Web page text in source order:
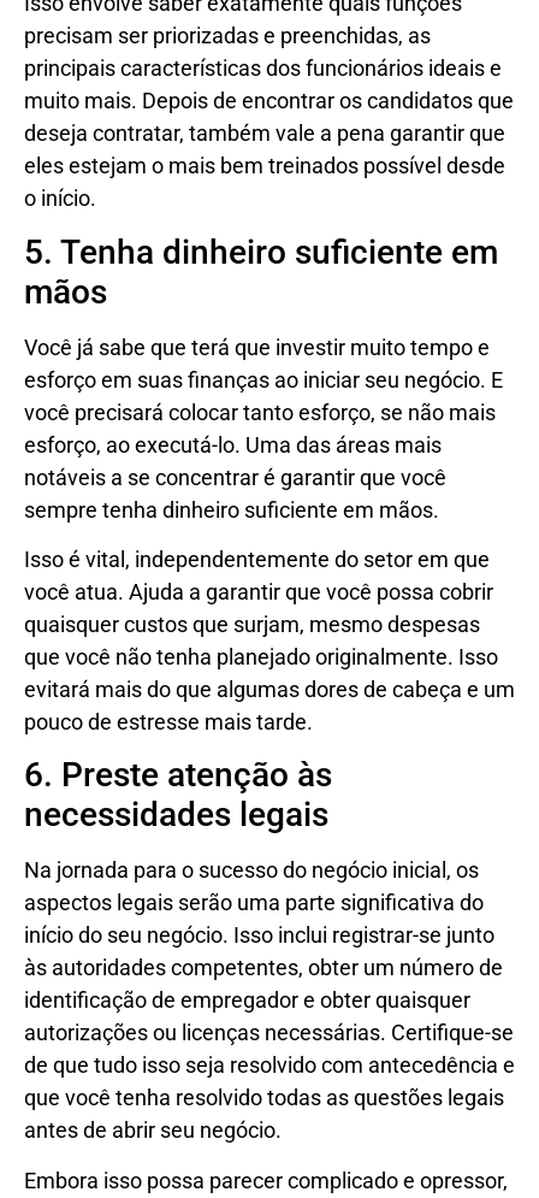
precisam ser priorizadas e preenchidas, as
principais características dos funcionários ideais e
muito mais. Depois de encontrar os candidatos que
deseja contratar, também vale a pena garantir que
eles estejam o mais bem treinados possível desde
o início.
5. Tenha dinheiro suficiente em
mãos
Você já sabe que terá que investir muito tempo e
esforço em suas finanças ao iniciar seu negócio. E
você precisará colocar tanto esforço, se não mais
esforço, ao executá-lo. Uma das áreas mais
notáveis ​​a se concentrar é garantir que você
sempre tenha dinheiro suficiente em mãos.
Isso é vital, independentemente do setor em que
você atua. Ajuda a garantir que você possa cobrir
quaisquer custos que surjam, mesmo despesas
que você não tenha planejado originalmente. Isso
evitará mais do que algumas dores de cabeça e um
pouco de estresse mais tarde.
6. Preste atenção às
necessidades legais
Na jornada para o sucesso do negócio inicial, os
aspectos legais serão uma parte significativa do
início do seu negócio. Isso inclui registrar-se junto
às autoridades competentes, obter um número de
identificação de empregador e obter quaisquer
autorizações ou licenças necessárias. Certifique-se
de que tudo isso seja resolvido com antecedência e
que você tenha resolvido todas as questões legais
antes de abrir seu negócio.
Embora isso possa parecer complicado e opressor,